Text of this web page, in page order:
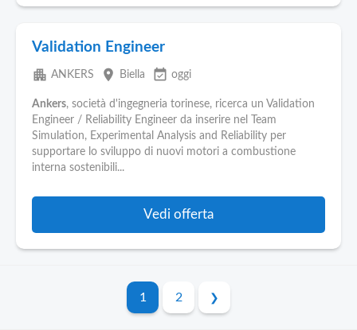
Validation Engineer
apartment ANKERS place Biella event_available oggi
Ankers, società d'ingegneria torinese, ricerca un Validation
Engineer / Reliability Engineer da inserire nel Team
Simulation, Experimental Analysis and Reliability per
supportare lo sviluppo di nuovi motori a combustione
interna sostenibili...
Vedi offerta
1 2